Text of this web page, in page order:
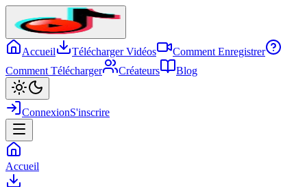
Accueil Télécharger Vidéos
Comment Enregistrer
Comment Télécharger
Créateurs Blog
ConnexionS'inscrire
Accueil